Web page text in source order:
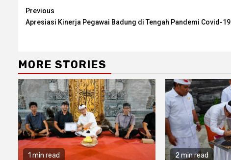
Continue
Reading
Previous
Apresiasi Kinerja Pegawai Badung di Tengah Pandemi Covid-19
MORE STORIES
1 min read 2 min read